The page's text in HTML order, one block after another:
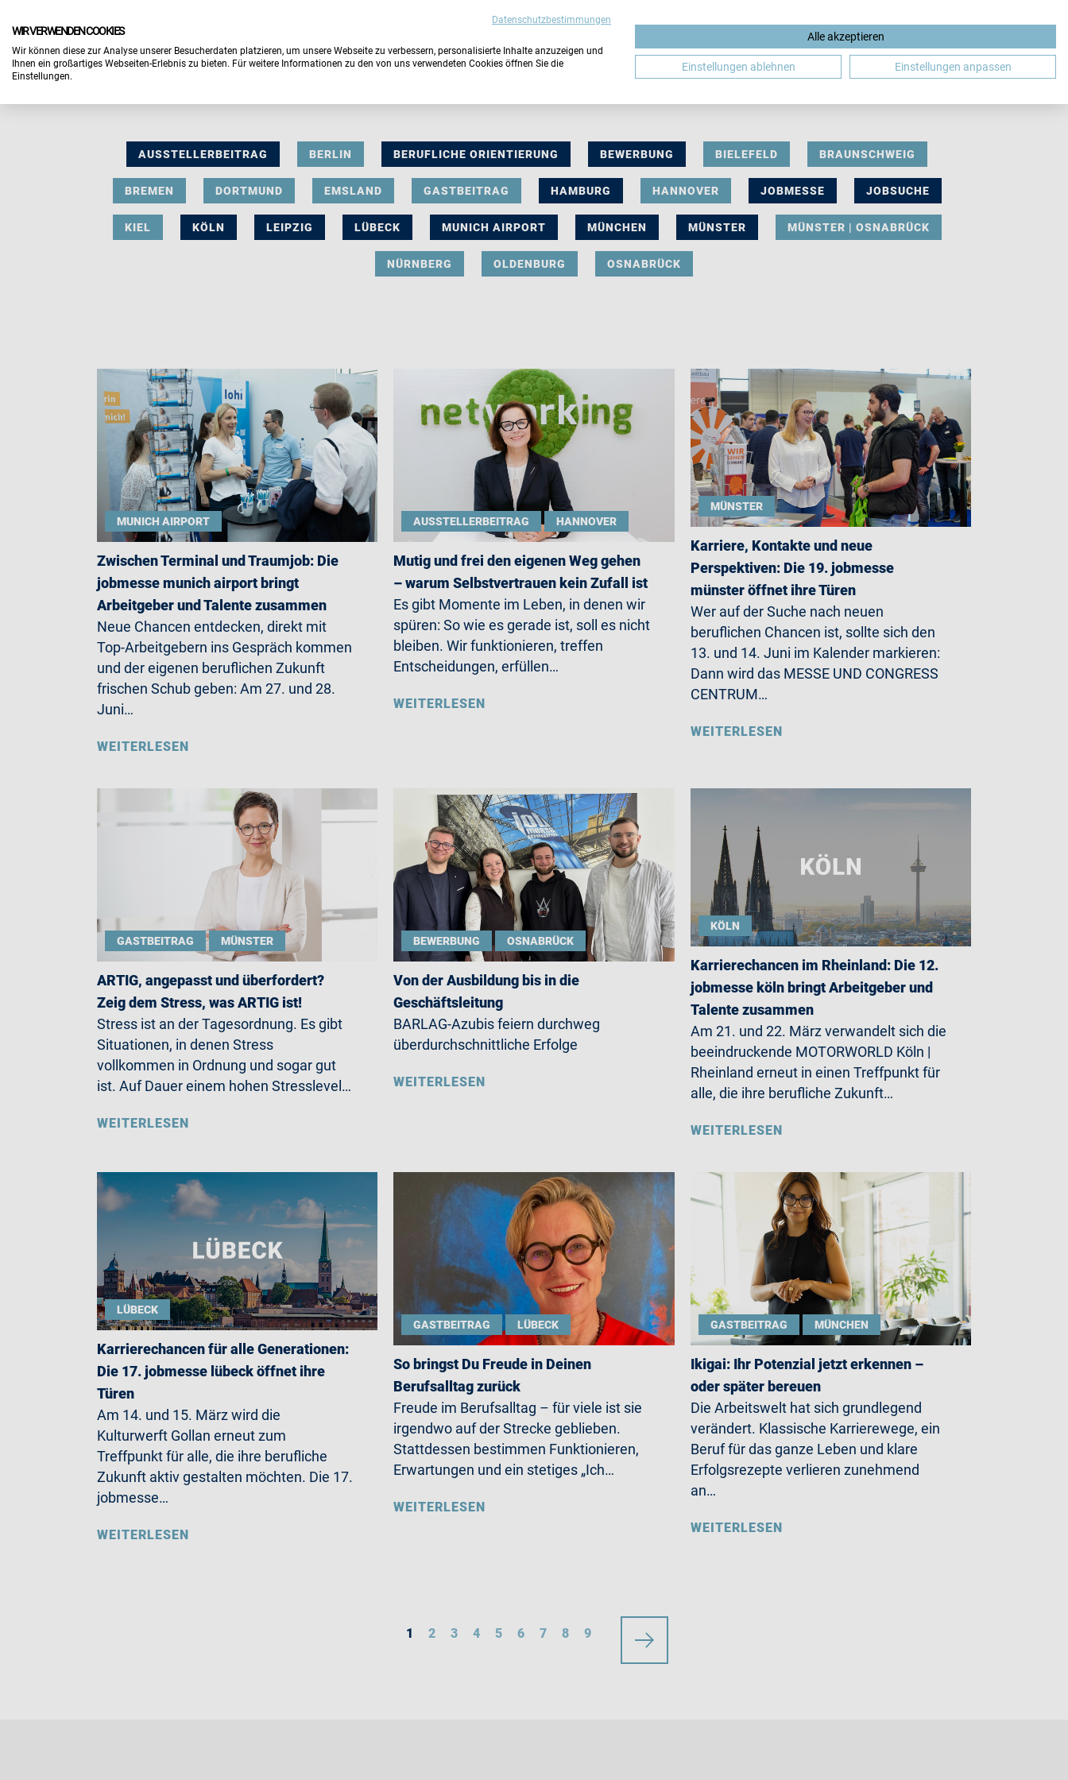
DE
AUSSTELLERBEITRAG BERLIN BERUFLICHE ORIENTIERUNG BEWERBUNG BIELEFELD BRAUNSCHWEIG
BREMEN DORTMUND EMSLAND GASTBEITRAG HAMBURG HANNOVER JOBMESSE JOBSUCHE
KIEL KÖLN LEIPZIG LÜBECK MUNICH AIRPORT MÜNCHEN MÜNSTER MÜNSTER | OSNABRÜCK
NÜRNBERG OLDENBURG OSNABRÜCK
MUNICH AIRPORT
Zwischen Terminal und Traumjob: Die
jobmesse munich airport bringt
Arbeitgeber und Talente zusammen
Neue Chancen entdecken, direkt mit
Top-Arbeitgebern ins Gespräch kommen
und der eigenen beruflichen Zukunft
frischen Schub geben: Am 27. und 28.
Juni…
WEITERLESEN
AUSSTELLERBEITRAG HANNOVER
Mutig und frei den eigenen Weg gehen
– warum Selbstvertrauen kein Zufall ist
Es gibt Momente im Leben, in denen wir
spüren: So wie es gerade ist, soll es nicht
bleiben. Wir funktionieren, treffen
Entscheidungen, erfüllen…
WEITERLESEN
MÜNSTER
Karriere, Kontakte und neue
Perspektiven: Die 19. jobmesse
münster öffnet ihre Türen
Wer auf der Suche nach neuen
beruflichen Chancen ist, sollte sich den
13. und 14. Juni im Kalender markieren:
Dann wird das MESSE UND CONGRESS
CENTRUM…
WEITERLESEN
GASTBEITRAG MÜNSTER
ARTIG, angepasst und überfordert?
Zeig dem Stress, was ARTIG ist!
Stress ist an der Tagesordnung. Es gibt
Situationen, in denen Stress
vollkommen in Ordnung und sogar gut
ist. Auf Dauer einem hohen Stresslevel…
WEITERLESEN
BEWERBUNG OSNABRÜCK
Von der Ausbildung bis in die
Geschäftsleitung
BARLAG-Azubis feiern durchweg
überdurchschnittliche Erfolge
WEITERLESEN
KÖLN
Karrierechancen im Rheinland: Die 12.
jobmesse köln bringt Arbeitgeber und
Talente zusammen
Am 21. und 22. März verwandelt sich die
beeindruckende MOTORWORLD Köln |
Rheinland erneut in einen Treffpunkt für
alle, die ihre berufliche Zukunft…
WEITERLESEN
LÜBECK
Karrierechancen für alle Generationen:
Die 17. jobmesse lübeck öffnet ihre
Türen
Am 14. und 15. März wird die
Kulturwerft Gollan erneut zum
Treffpunkt für alle, die ihre berufliche
Zukunft aktiv gestalten möchten. Die 17.
jobmesse…
WEITERLESEN
GASTBEITRAG LÜBECK
So bringst Du Freude in Deinen
Berufsalltag zurück
Freude im Berufsalltag – für viele ist sie
irgendwo auf der Strecke geblieben.
Stattdessen bestimmen Funktionieren,
Erwartungen und ein stetiges „Ich…
WEITERLESEN
GASTBEITRAG MÜNCHEN
Ikigai: Ihr Potenzial jetzt erkennen –
oder später bereuen
Die Arbeitswelt hat sich grundlegend
verändert. Klassische Karrierewege, ein
Beruf für das ganze Leben und klare
Erfolgsrezepte verlieren zunehmend
an…
WEITERLESEN
1 2 3 4 5 6 7 8 9
Datenschutzbestimmungen
WIR VERWENDEN COOKIES
Wir können diese zur Analyse unserer Besucherdaten platzieren, um unsere Webseite zu verbessern, personalisierte Inhalte anzuzeigen und
Ihnen ein großartiges Webseiten-Erlebnis zu bieten. Für weitere Informationen zu den von uns verwendeten Cookies öffnen Sie die
Einstellungen.
Alle akzeptieren
Einstellungen ablehnen Einstellungen anpassen